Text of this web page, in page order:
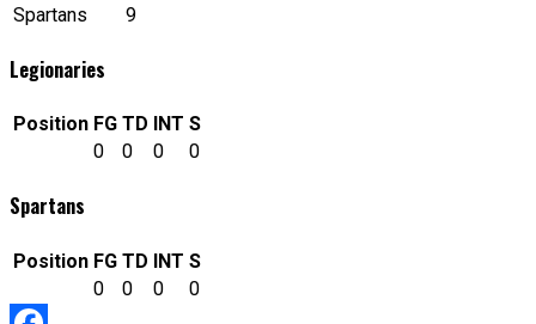
Spartans
9
Legionaries
Position FG TD INT S
0
0 0 0
Spartans
Position FG TD INT S
0
0 0 0